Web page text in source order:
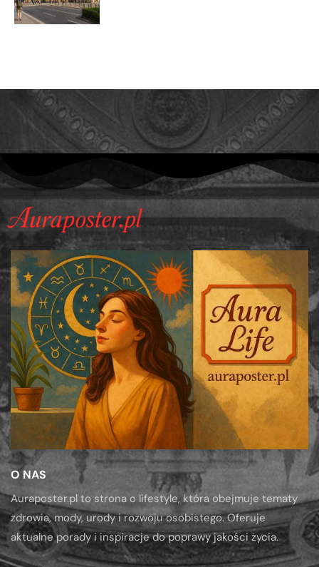
O NAS
Auraposter.pl to strona o lifestyle, która obejmuje tematy
zdrowia, mody, urody i rozwoju osobistego. Oferuje
aktualne porady i inspiracje do poprawy jakości życia.